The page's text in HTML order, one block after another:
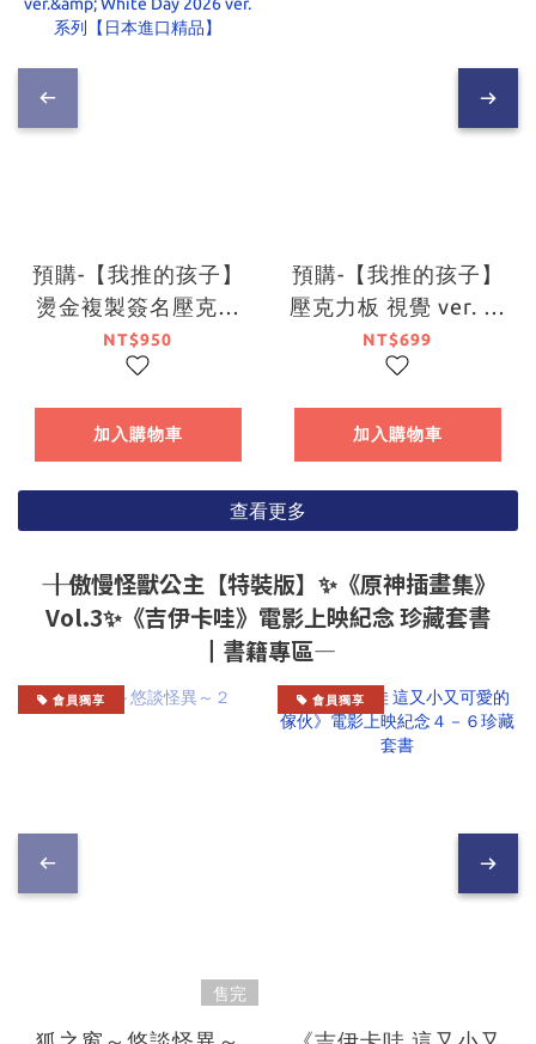
預購-【我推的孩子】
燙金複製簽名壓克力
板 Valentine's Day
2026 ver.& White
Day 2026 ver. 系列
【日本進口精品】
NT$950
加入購物車
預購-【我推的孩子】
壓克力板 視覺 ver. 系
列【日本進口精品】
NT$699
加入購物車
查看更多
―― ┃傲慢怪獸公主【特裝版】✨《原神插畫集》
Vol.3✨《吉伊卡哇》電影上映紀念 珍藏套書
┃書籍專區―
會員獨享
售完
會員獨享